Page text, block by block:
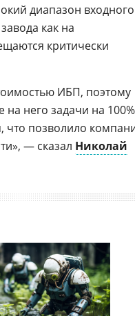
диапазон входного
как на
критически
ИБП, поэтому
него задачи на
что позволило
— сказал Николай